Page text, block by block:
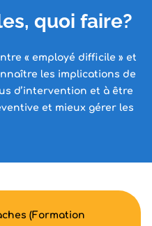
quoi faire?
« employé difficile » et
les implications de
d’intervention et à être
et mieux gérer les
(Formation